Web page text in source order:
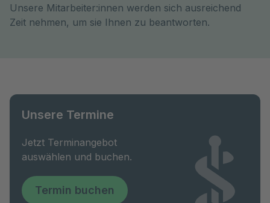
Unsere Mitarbeiter:innen werden sich ausreichend
Zeit nehmen, um sie Ihnen zu beantworten.
Unsere Termine
Jetzt Terminangebot
auswählen und buchen.
Termin buchen